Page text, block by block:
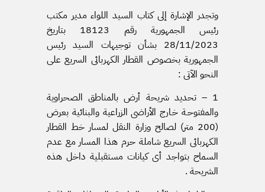
وتجدر الإشارة إلى كتاب السيد اللواء مدير مكتب
رئيس الجمهورية رقم 18123 بتاريخ
28/11/2023 بشأن توجيهات السيد رئيس
الجمهورية بخصوص القطار الكهربائى السريع على
النحو الآتى :
1 – تحديد شريحة أرض بالمناطق الصحراوية
والمفتوحـة خـارج الأراضى الزراعية والبنائية بعرض
(200 متر) لصالح وزارة النقل لمسار خط القطار
الكهربائى السريع شاملة حرم هذا المسار مع عدم
السماح بتواجد أى كيانات مستقبلية داخل هذه
الشريحة .